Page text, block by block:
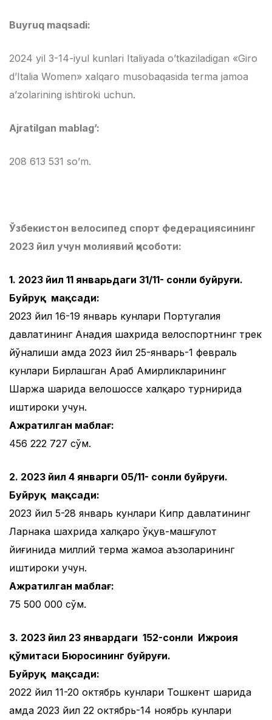
Buyruq maqsadi:
2024 yil 3-14-iyul kunlari Italiyada o’tkaziladigan «Giro
d’Italia Women» xalqaro musobaqasida terma jamoa
a’zolarining ishtiroki uchun.
Ajratilgan mablag’:
208 613 531 so’m.
Ўзбекистон велосипед спорт федерациясининг
2023 йил учун молиявий ҳисоботи:
1. 2023 йил 11 январьдаги 31/11- сонли буйруғи.
Буйруқ мақсади:
2023 йил 16-19 январь кунлари Португалия
давлатининг Анадия шахрида велоспортнинг трек
йўналиши ҳамда 2023 йил 25-январь-1 февраль
кунлари Бирлашган Араб Амирликларининг
Шаржа шаҳрида велошоссе халқаро турнирида
иштироки учун.
Ажратилган маблағ:
456 222 727 сўм.
2. 2023 йил 4 январги 05/11- сонли буйруғи.
Буйруқ мақсади:
2023 йил 5-28 январь кунлари Кипр давлатининг
Ларнака шахрида халқаро ўқув-машғулот
йиғинида миллий терма жамоа аъзоларининг
иштироки учун.
Ажратилган маблағ:
75 500 000 сўм.
3. 2023 йил 23 январдаги 152-сонли Ижроия
қўмитаси Бюросининг буйруғи.
Буйруқ мақсади:
2022 йил 11-20 октябрь кунлари Тошкент шаҳрида
ҳамда 2023 йил 22 октябрь-14 ноябрь кунлари